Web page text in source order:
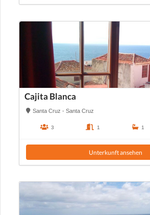
Cajita Blanca
Santa Cruz - Santa Cruz
3 1 1
Unterkunft ansehen